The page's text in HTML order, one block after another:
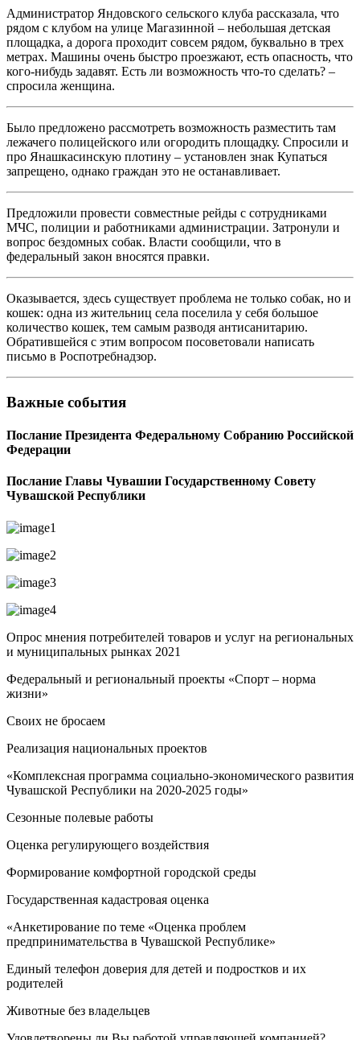
Администратор Яндовского сельского клуба рассказала, что
рядом с клубом на улице Магазинной – небольшая детская
площадка, а дорога проходит совсем рядом, буквально в трех
метрах. Машины очень быстро проезжают, есть опасность, что
кого-нибудь задавят. Есть ли возможность что-то сделать? –
спросила женщина.
Было предложено рассмотреть возможность разместить там
лежачего полицейского или огородить площадку. Спросили и
про Янашкасинскую плотину – установлен знак Купаться
запрещено, однако граждан это не останавливает.
Предложили провести совместные рейды с сотрудниками
МЧС, полиции и работниками администрации. Затронули и
вопрос бездомных собак. Власти сообщили, что в
федеральный закон вносятся правки.
Оказывается, здесь существует проблема не только собак, но и
кошек: одна из жительниц села поселила у себя большое
количество кошек, тем самым разводя антисанитарию.
Обратившейся с этим вопросом посоветовали написать
письмо в Роспотребнадзор.
Важные события
Послание Президента Федеральному Собранию Российской
Федерации
Послание Главы Чувашии Государственному Совету
Чувашской Республики
Опрос мнения потребителей товаров и услуг на региональных
и муниципальных рынках 2021
Федеральный и региональный проекты «Спорт – норма
жизни»
Своих не бросаем
Реализация национальных проектов
«Комплексная программа социально-экономического развития
Чувашской Республики на 2020-2025 годы»
Сезонные полевые работы
Оценка регулирующего воздействия
Формирование комфортной городской среды
Государственная кадастровая оценка
«Анкетирование по теме «Оценка проблем
предпринимательства в Чувашской Республике»
Единый телефон доверия для детей и подростков и их
родителей
Животные без владельцев